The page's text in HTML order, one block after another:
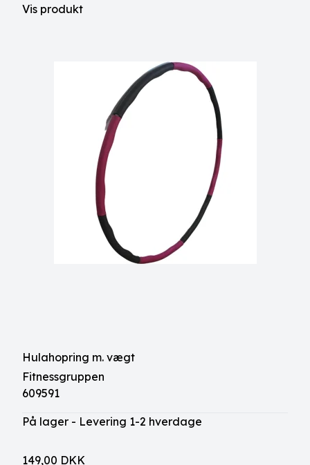
Vis produkt
Hulahopring m. vægt
Fitnessgruppen
609591
På lager - Levering 1-2 hverdage
149,00 DKK